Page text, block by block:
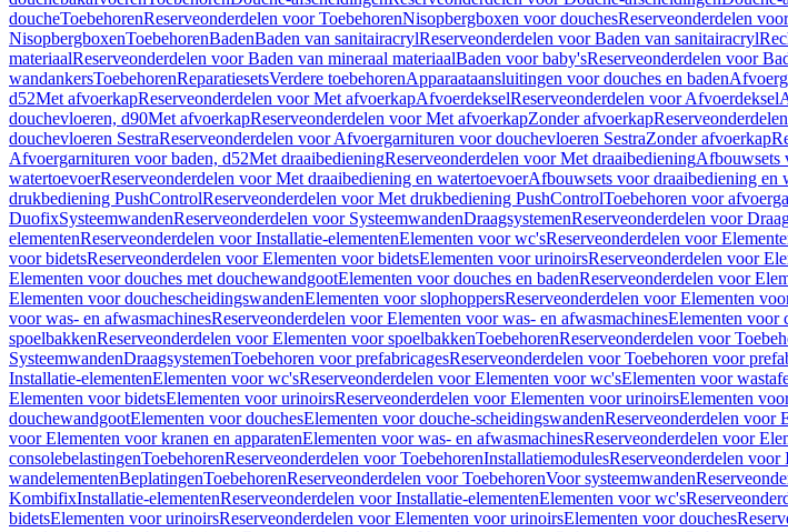
doucheToebehorenReserveonderdelen voor ToebehorenNisopbergboxen voor douchesReserveonderdelen
NisopbergboxenToebehorenBadenBaden van sanitairacrylReserveonderdelen voor Baden van sanitairacryl
materiaalReserveonderdelen voor Baden van mineraal materiaalBaden voor baby'sReserveonderdelen voor
wandankersToebehorenReparatiesetsVerdere toebehorenApparaataansluitingen voor douches en baden
d52Met afvoerkapReserveonderdelen voor Met afvoerkapAfvoerdekselReserveonderdelen voor Afvoerdeksel
douchevloeren, d90Met afvoerkapReserveonderdelen voor Met afvoerkapZonder afvoerkap
douchevloeren SestraReserveonderdelen voor Afvoergarnituren voor douchevloeren SestraZonder afvoerkap
Afvoergarnituren voor baden, d52Met draaibedieningReserveonderdelen voor Met draaibedieningAfbouwsets
watertoevoerReserveonderdelen voor Met draaibediening en watertoevoerAfbouwsets voor draaibediening en
drukbediening PushControlReserveonderdelen voor Met drukbediening PushControlToebehoren voor
DuofixSysteemwandenReserveonderdelen voor SysteemwandenDraagsystemenReserveonderdelen voor
elementenReserveonderdelen voor Installatie-elementenElementen voor wc'sReserveonderdelen voor
voor bidetsReserveonderdelen voor Elementen voor bidetsElementen voor urinoirsReserveonderdelen voor
Elementen voor douches met douchewandgootElementen voor douches en badenReserveonderdelen voor
Elementen voor douchescheidingswandenElementen voor slophoppersReserveonderdelen voor Elementen
voor was- en afwasmachinesReserveonderdelen voor Elementen voor was- en afwasmachinesElementen voor
spoelbakkenReserveonderdelen voor Elementen voor spoelbakkenToebehorenReserveonderdelen voor
SysteemwandenDraagsystemenToebehoren voor prefabricagesReserveonderdelen voor Toebehoren voor
Installatie-elementenElementen voor wc'sReserveonderdelen voor Elementen voor wc'sElementen voor
Elementen voor bidetsElementen voor urinoirsReserveonderdelen voor Elementen voor urinoirsElementen
douchewandgootElementen voor douchesElementen voor douche-scheidingswandenReserveonderdelen voor
voor Elementen voor kranen en apparatenElementen voor was- en afwasmachinesReserveonderdelen voor
consolebelastingenToebehorenReserveonderdelen voor ToebehorenInstallatiemodulesReserveonderdelen voor
wandelementenBeplatingenToebehorenReserveonderdelen voor ToebehorenVoor systeemwanden
KombifixInstallatie-elementenReserveonderdelen voor Installatie-elementenElementen voor wc's
bidetsElementen voor urinoirsReserveonderdelen voor Elementen voor urinoirsElementen voor douches